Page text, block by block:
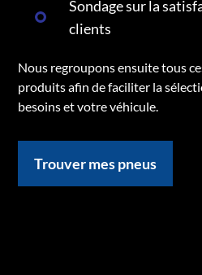
Sondage sur la
clients
Nous regroupons ensuite tous
produits afin de faciliter la
besoins et votre véhicule.
Trouver mes pneus